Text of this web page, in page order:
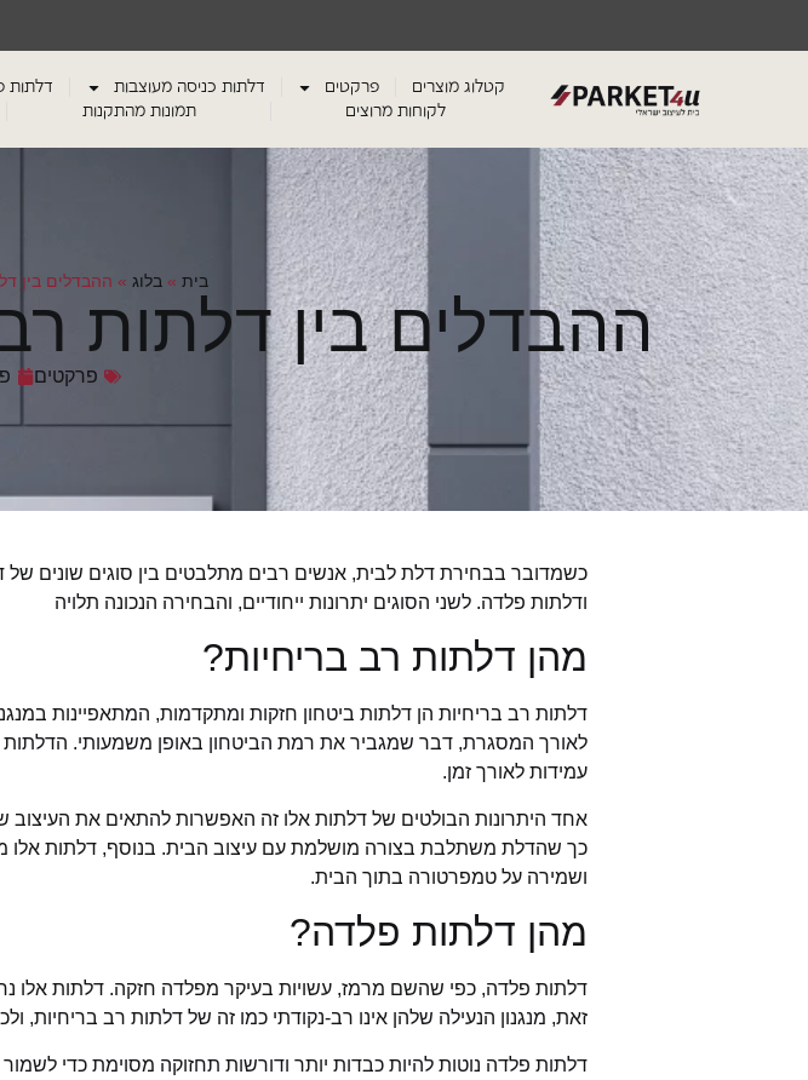
קטלוג מוצרים פרקטים דלתות כניסה מעוצבות דלתות
לקוחות מרוצים
תמונות מהתקנות
בית » בלוג » ההבדלים בין
ההבדלים בין דלתות
פרקטים
כשמדובר בבחירת דלת לבית, אנשים רבים מתלבטים בין סוגים שונים של
ודלתות פלדה. לשני הסוגים יתרונות ייחודיים, והבחירה הנכונה תלויה
מהן דלתות רב בריחיות?
דלתות רב בריחיות הן דלתות ביטחון חזקות ומתקדמות, המתאפיינות
לאורך המסגרת, דבר שמגביר את רמת הביטחון באופן משמעותי. הדלתות
עמידות לאורך זמן.
אחד היתרונות הבולטים של דלתות אלו זה האפשרות להתאים את העיצוב
כך שהדלת משתלבת בצורה מושלמת עם עיצוב הבית. בנוסף, דלתות אלו
ושמירה על טמפרטורה בתוך הבית.
מהן דלתות פלדה?
דלתות פלדה, כפי שהשם מרמז, עשויות בעיקר מפלדה חזקה. דלתות אלו
זאת, מנגנון הנעילה שלהן אינו רב-נקודתי כמו זה של דלתות רב בריחיות,
דלתות פלדה נוטות להיות כבדות יותר ודורשות תחזוקה מסוימת כדי